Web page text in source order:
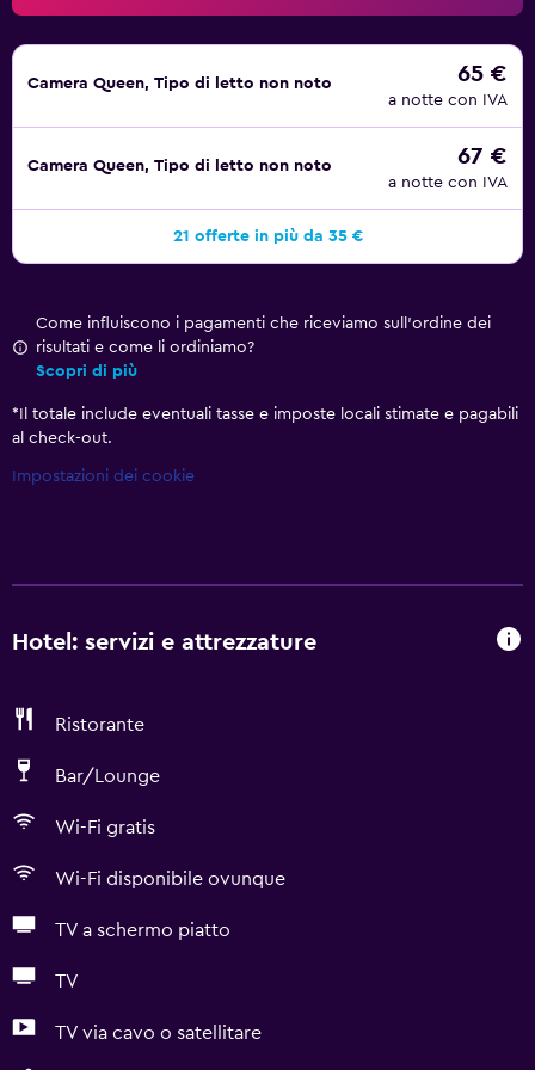
Camera Queen, Tipo di letto non noto 65 €
a notte con IVA
Camera Queen, Tipo di letto non noto 67 €
a notte con IVA
21 offerte in più da 35 €
Come influiscono i pagamenti che riceviamo sull'ordine dei
risultati e come li ordiniamo?
Scopri di più
* Il totale include eventuali tasse e imposte locali stimate e pagabili
al check-out.
Impostazioni dei cookie
Hotel: servizi e attrezzature
Ristorante
Bar/Lounge
Wi-Fi gratis
Wi-Fi disponibile ovunque
TV a schermo piatto
TV
TV via cavo o satellitare